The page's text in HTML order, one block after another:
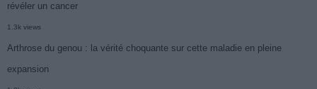
révéler un cancer
1.3k views
Arthrose du genou : la vérité choquante sur cette maladie en pleine
expansion